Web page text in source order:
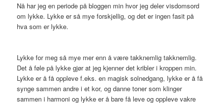
Nå har jeg en periode på bloggen min hvor jeg deler visdomsord
om lykke. Lykke er så mye forskjellig, og det er ingen fasit på
hva som er lykke.
Lykke for meg så mye mer enn å være takknemlig takknemlig.
Det å føle på lykke gjør at jeg kjenner det kribler i kroppen min.
Lykke er å få oppleve f.eks. en magisk solnedgang, lykke er å få
synge sammen andre i et kor, og danne toner som klinger
sammen i harmoni og lykke er å bare få leve og oppleve vakre